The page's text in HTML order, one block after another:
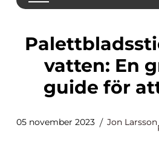
Palettbladssticklingar i
vatten: En
guide för
05 november 2023 Jon Larsson